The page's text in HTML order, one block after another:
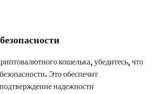
кошелька, убедитесь, что
Это обеспечит
надежности